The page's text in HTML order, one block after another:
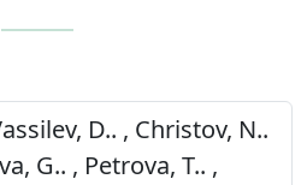
D.. , Christov, N..
G.. , Petrova, T.. ,